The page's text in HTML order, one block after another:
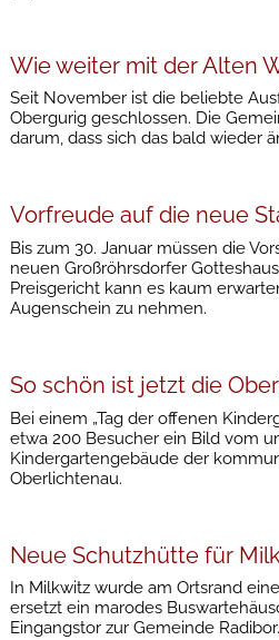
Wie weiter mit der Alten
Seit November ist die beliebte
Obergurig geschlossen. Die
darum, dass sich das bald wieder
Vorfreude auf die neue
Bis zum 30. Januar müssen die
neuen Großröhrsdorfer
Preisgericht kann es kaum
Augenschein zu nehmen.
So schön ist jetzt die
Bei einem „Tag der offenen
etwa 200 Besucher ein Bild vom
Kindergartengebäude der
Oberlichtenau.
Neue Schutzhütte für
In Milkwitz wurde am Ortsrand
ersetzt ein marodes
Eingangstor zur Gemeinde Radibor.